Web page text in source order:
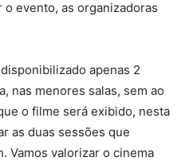
o evento, as organizadoras
apenas 2
nas menores salas, sem ao
o filme será exibido, nesta
as duas sessões que
Vamos valorizar o cinema